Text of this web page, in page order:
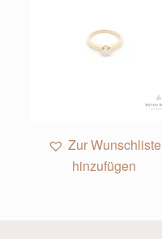
Zur Wunschliste
hinzufügen